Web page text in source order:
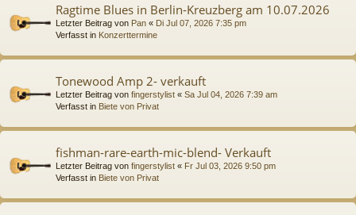
Ragtime Blues in Berlin-Kreuzberg am 10.07.2026
Letzter Beitrag von Pan « Di Jul 07, 2026 7:35 pm
Verfasst in Konzerttermine
Tonewood Amp 2- verkauft
Letzter Beitrag von fingerstylist « Sa Jul 04, 2026 7:39 am
Verfasst in Biete von Privat
fishman-rare-earth-mic-blend- Verkauft
Letzter Beitrag von fingerstylist « Fr Jul 03, 2026 9:50 pm
Verfasst in Biete von Privat